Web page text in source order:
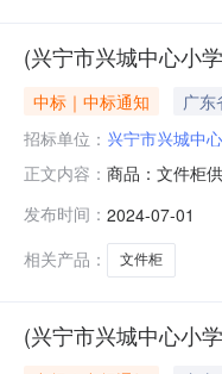
(兴宁市兴城中心小
中标｜中标通知
广
招标单位： 兴宁市兴城中
正文内容： 商品：文件柜
发布时间： 2024-07-01
相关产品：
文件柜
(兴宁市兴城中心小